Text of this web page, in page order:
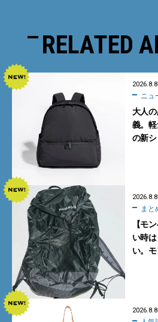
RELATED
2026.8.8
ニュ
大人
義。
の新
2026.8.8
まと
【モ
い時
い。
2026.8.8